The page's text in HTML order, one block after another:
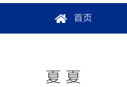
首页
夏 夏